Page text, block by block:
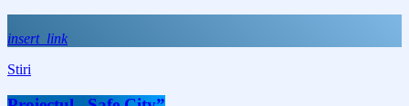
insert_link
Stiri